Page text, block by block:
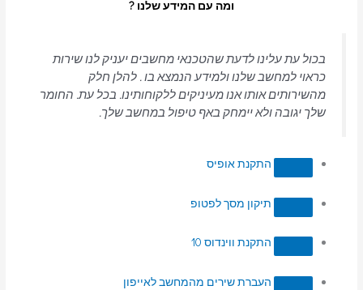
ומה עם המידע שלנו ?
בכול עת עלינו לדעת שהטכנאי מחשבים יעניק לנו שירות
כראוי למחשב שלנו ולמידע הנמצא בו . להלן חלק
מהשירותים אותו אנו מעיניקים ללקוחותינו. בכל עת. החומר
שלך יגובה ולא יימחק באף טיפול במחשב שלך.
התקנת אופיס
תיקון מסך לפטופ
התקנת ווינדוס 10
העברת שירים מהמחשב לאייפון